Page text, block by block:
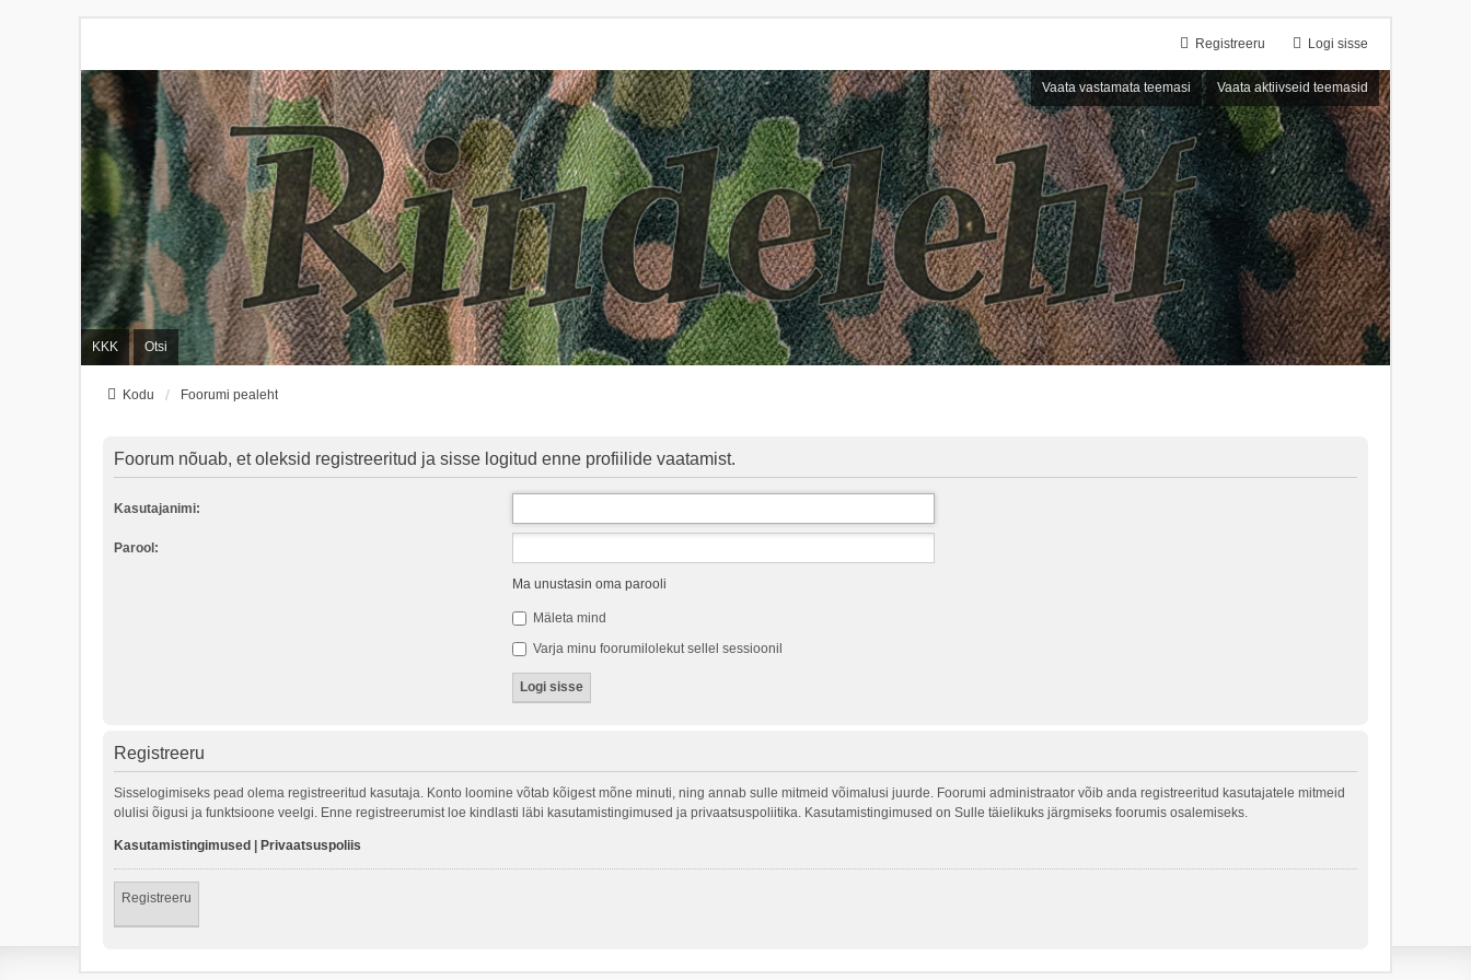
Logi sisse
Registreeru
Vaata vastamata teemasi Vaata aktiivseid teemasid
KKK Otsi
Kodu Foorumi pealeht
Foorum nõuab, et oleksid registreeritud ja sisse logitud enne profiilide vaatamist.
Kasutajanimi:
Parool:
Ma unustasin oma parooli
Mäleta mind
Varja minu foorumilolekut sellel sessioonil
Registreeru
Sisselogimiseks pead olema registreeritud kasutaja. Konto loomine võtab kõigest mõne minuti, ning annab sulle mitmeid võimalusi juurde. Foorumi administraator võib anda registreeritud kasutajatele mitmeid
olulisi õigusi ja funktsioone veelgi. Enne registreerumist loe kindlasti läbi kasutamistingimused ja privaatsuspoliitika. Kasutamistingimused on Sulle täielikuks järgmiseks foorumis osalemiseks.
Kasutamistingimused | Privaatsuspoliis
Registreeru